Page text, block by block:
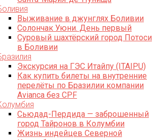
Выживание в джунглях Боливии
Солончак Уюни. День первый
Суровый шахтёрский город Потоси
в Боливии
Экскурсия на ГЭС Итайпу (ITAIPU)
Как купить билеты на внутренние
перелёты по Бразилии компании
Avianca без CPF
Сьюдад-Пердида — заброшенный
город Тайронов в Колумбии
Жизнь индейцев Северной